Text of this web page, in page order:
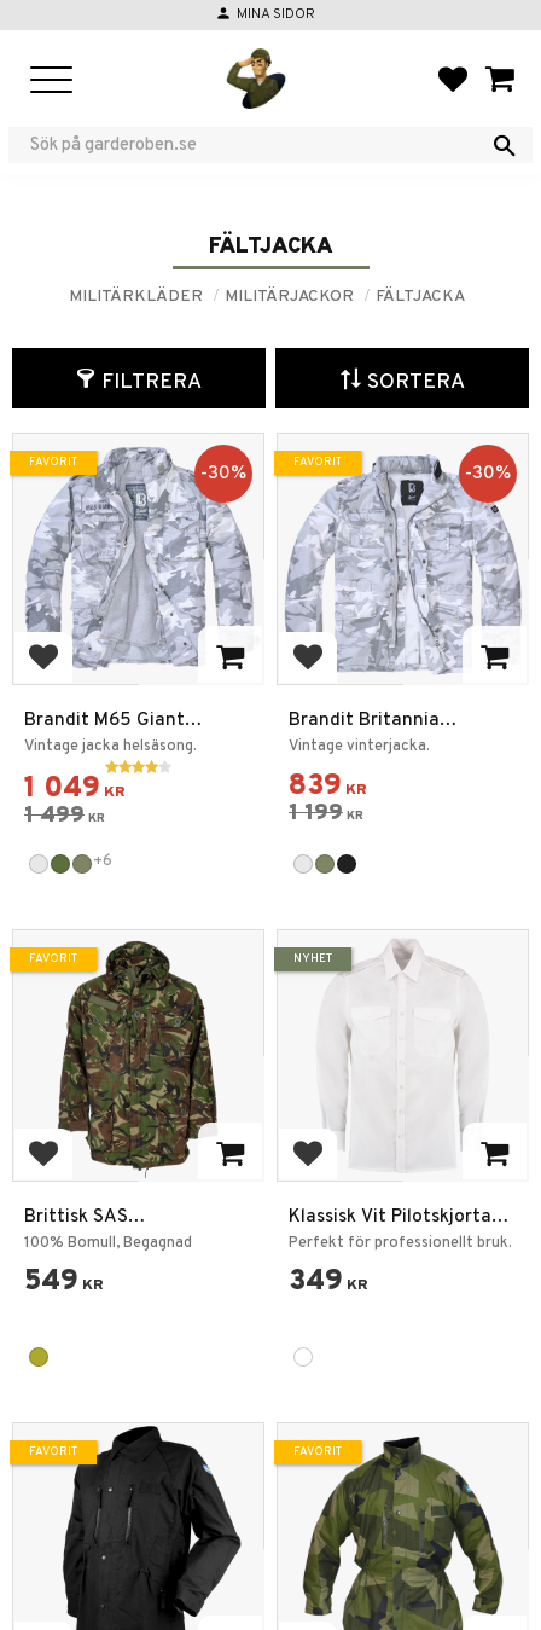
person MINA SIDOR
FÄLTJACKA
MILITÄRKLÄDER MILITÄRJACKOR FÄLTJACKA
FILTRERA SORTERA
Lägg till i favoriter
Brandit M65 Giant
Fältjacka
Vintage jacka helsäsong.
1 049 KR
1 499 KR
30%
FAVORIT
+6
Lägg till i favoriter
Brandit Britannia
Vinterjacka Teddyfoder
Vintage vinterjacka.
839 KR
1 199 KR
30%
FAVORIT
Lägg till i favoriter
Brittisk SAS
Kommandojacka
100% Bomull, Begagnad
549 KR
FAVORIT
Lägg till i favoriter
Klassisk Vit Pilotskjorta
Långärmad Axelklaffar
Perfekt för professionellt bruk.
349 KR
NYHET
FAVORIT FAVORIT